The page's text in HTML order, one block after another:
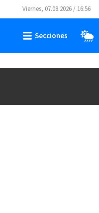
Viernes, 07.08.2026 / 16:56